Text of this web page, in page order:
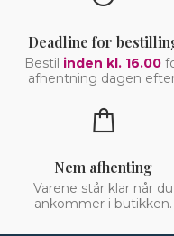
Deadline for
Bestil inden kl. 16.00
afhentning dagen
Nem afhenting
Varene står klar når du
ankommer i butikken.